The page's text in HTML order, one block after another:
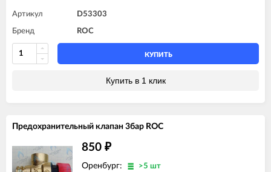
Артикул D53303
Бренд ROC
КУПИТЬ
Купить в 1 клик
Предохранительный клапан 3бар ROC
850 ₽
Оренбург: >5 шт